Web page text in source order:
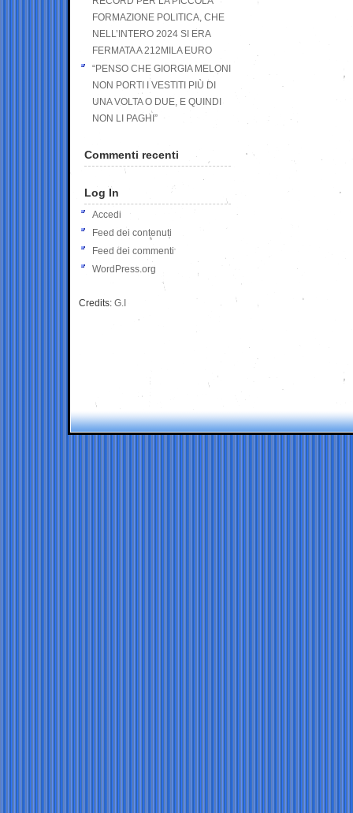
FORMAZIONE POLITICA, CHE
NELL’INTERO 2024 SI ERA
FERMATA A 212MILA EURO
“PENSO CHE GIORGIA MELONI
NON PORTI I VESTITI PIÙ DI
UNA VOLTA O DUE, E QUINDI
NON LI PAGHI”
Commenti recenti
Log In
Accedi
Feed dei contenuti
Feed dei commenti
WordPress.org
Credits: G.I